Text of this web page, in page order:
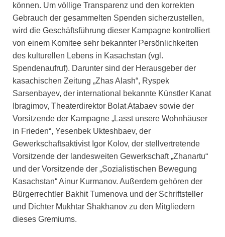
können. Um völlige Transparenz und den korrekten
Gebrauch der gesammelten Spenden sicherzustellen,
wird die Geschäftsführung dieser Kampagne kontrolliert
von einem Komitee sehr bekannter Persönlichkeiten
des kulturellen Lebens in Kasachstan (vgl.
Spendenaufruf). Darunter sind der Herausgeber der
kasachischen Zeitung „Zhas Alash“, Ryspek
Sarsenbayev, der international bekannte Künstler Kanat
Ibragimov, Theaterdirektor Bolat Atabaev sowie der
Vorsitzende der Kampagne „Lasst unsere Wohnhäuser
in Frieden“, Yesenbek Ukteshbaev, der
Gewerkschaftsaktivist Igor Kolov, der stellvertretende
Vorsitzende der landesweiten Gewerkschaft „Zhanartu“
und der Vorsitzende der „Sozialistischen Bewegung
Kasachstan“ Ainur Kurmanov. Außerdem gehören der
Bürgerrechtler Bakhit Tumenova und der Schriftsteller
und Dichter Mukhtar Shakhanov zu den Mitgliedern
dieses Gremiums.